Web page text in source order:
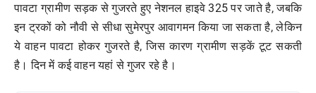
पावटा ग्रामीण सड़क से गुजरते हुए नेशनल हाइवे 325 पर जाते है, जबकि
इन ट्रकों को नौवी से सीधा सुमेरपुर आवागमन किया जा सकता है, लेकिन
ये वाहन पावटा होकर गुजरते है, जिस कारण ग्रामीण सड़कें टूट सकती
है। दिन में कई वाहन यहां से गुजर रहे है।